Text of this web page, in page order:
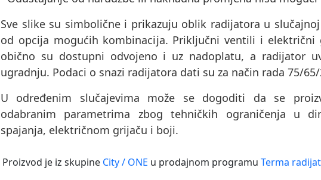
Sve slike su simbolične i prikazuju oblik radijatora u
od opcija mogućih kombinacija. Priključni ventili i električni
obično su dostupni odvojeno i uz nadoplatu, a radijator
ugradnju. Podaci o snazi ​​radijatora dati su za način rada 75/
U određenim slučajevima može se dogoditi da se
odabranim parametrima zbog tehničkih ograničenja u
spajanja, električnom grijaču i boji.
Proizvod je iz skupine City / ONE u prodajnom programu Terma